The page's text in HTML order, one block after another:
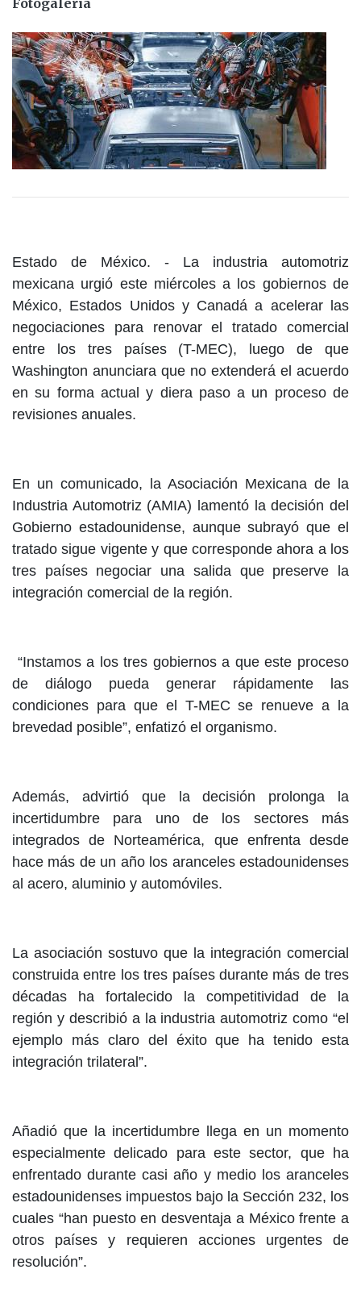
Fotogalería
Estado de México. - La industria automotriz
mexicana urgió este miércoles a los gobiernos de
México, Estados Unidos y Canadá a acelerar las
negociaciones para renovar el tratado comercial
entre los tres países (T-MEC), luego de que
Washington anunciara que no extenderá el acuerdo
en su forma actual y diera paso a un proceso de
revisiones anuales.
En un comunicado, la Asociación Mexicana de la
Industria Automotriz (AMIA) lamentó la decisión del
Gobierno estadounidense, aunque subrayó que el
tratado sigue vigente y que corresponde ahora a los
tres países negociar una salida que preserve la
integración comercial de la región.
“Instamos a los tres gobiernos a que este proceso
de diálogo pueda generar rápidamente las
condiciones para que el T-MEC se renueve a la
brevedad posible”, enfatizó el organismo.
Además, advirtió que la decisión prolonga la
incertidumbre para uno de los sectores más
integrados de Norteamérica, que enfrenta desde
hace más de un año los aranceles estadounidenses
al acero, aluminio y automóviles.
La asociación sostuvo que la integración comercial
construida entre los tres países durante más de tres
décadas ha fortalecido la competitividad de la
región y describió a la industria automotriz como “el
ejemplo más claro del éxito que ha tenido esta
integración trilateral”.
Añadió que la incertidumbre llega en un momento
especialmente delicado para este sector, que ha
enfrentado durante casi año y medio los aranceles
estadounidenses impuestos bajo la Sección 232, los
cuales “han puesto en desventaja a México frente a
otros países y requieren acciones urgentes de
resolución”.